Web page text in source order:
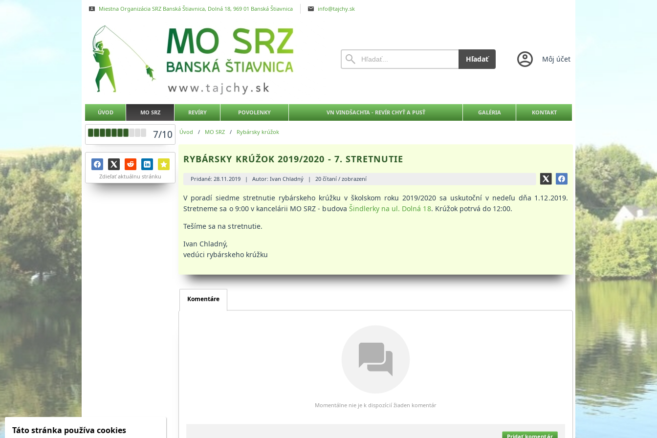
Miestna Organizácia SRZ Banská Štiavnica, Dolná 18, 969 01 Banská Štiavnica info@tajchy.sk
Hľadať Môj účet
ÚVOD MO SRZ REVÍRY POVOLENKY VN VINDŠACHTA - REVÍR CHYŤ A PUSŤ GALÉRIA KONTAKT
7/10
Zdieľať aktuálnu stránku
Úvod / MO SRZ / Rybársky krúžok
RYBÁRSKY KRÚŽOK 2019/2020 - 7. STRETNUTIE
Pridané: 28.11.2019| Autor: Ivan Chladný | 20 čítaní / zobrazení
V poradí siedme stretnutie rybárskeho krúžku v školskom roku 2019/2020 sa uskutoční v nedeľu dňa 1.12.2019.
Stretneme sa o 9:00 v kancelárii MO SRZ - budova Šindlerky na ul. Dolná 18. Krúžok potrvá do 12:00.
Tešíme sa na stretnutie.
Ivan Chladný,
vedúci rybárskeho krúžku
Komentáre
Momentálne nie je k dispozícií žiaden komentár
Pridať komentár
Táto stránka používa cookies